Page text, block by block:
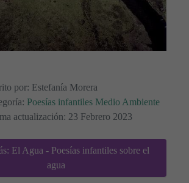
por: Estefanía Morera
Poesías infantiles Medio Ambiente
actualización: 23 Febrero 2023
El Agua - Poesías infantiles sobre el
agua